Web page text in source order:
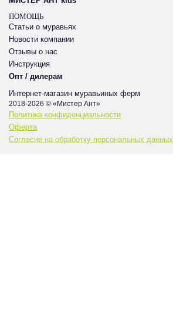
Интернет-магазин муравьиных ферм
2018-2026 © «Мистер Ант»
Политика конфиденциальности
Оферта
Согласие на обработку персональных данных
ПОМОЩЬ
Статьи о муравьях
Новости компании
Отзывы о нас
Инструкция
Опт / дилерам